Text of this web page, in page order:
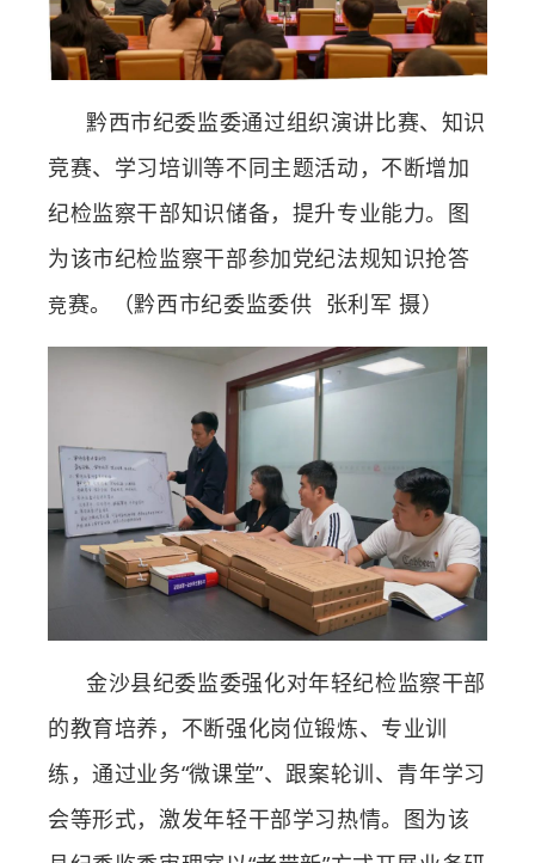
黔西市纪委监委通过组织演讲比赛、知识
竞赛、学习培训等不同主题活动，不断增加
纪检监察干部知识储备，提升专业能力。图
为该市纪检监察干部参加党纪法规知识抢答
竞赛。（黔西市纪委监委供 张利军 摄）
金沙县纪委监委强化对年轻纪检监察干部
的教育培养，不断强化岗位锻炼、专业训
练，通过业务“微课堂”、跟案轮训、青年学习
会等形式，激发年轻干部学习热情。图为该